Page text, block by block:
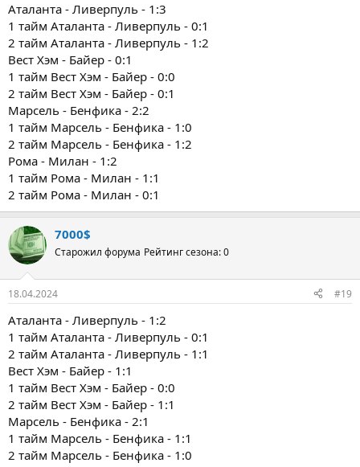
Аталанта - Ливерпуль - 1:3
1 тайм Аталанта - Ливерпуль - 0:1
2 тайм Аталанта - Ливерпуль - 1:2
Вест Хэм - Байер - 0:1
1 тайм Вест Хэм - Байер - 0:0
2 тайм Вест Хэм - Байер - 0:1
Марсель - Бенфика - 2:2
1 тайм Марсель - Бенфика - 1:0
2 тайм Марсель - Бенфика - 1:2
Рома - Милан - 1:2
1 тайм Рома - Милан - 1:1
2 тайм Рома - Милан - 0:1
7000$
Старожил форума Рейтинг сезона: 0
18.04.2024 #19
Аталанта - Ливерпуль - 1:2
1 тайм Аталанта - Ливерпуль - 0:1
2 тайм Аталанта - Ливерпуль - 1:1
Вест Хэм - Байер - 1:1
1 тайм Вест Хэм - Байер - 0:0
2 тайм Вест Хэм - Байер - 1:1
Марсель - Бенфика - 2:1
1 тайм Марсель - Бенфика - 1:1
2 тайм Марсель - Бенфика - 1:0